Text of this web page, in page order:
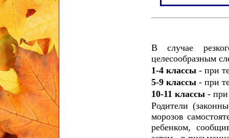
В случае
целесообразным
1-4 классы - при
5-9 классы - при
10-11 классы -
Родители
морозов
ребенком,